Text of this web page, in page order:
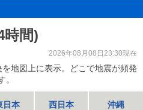
時間)
2026年08月08日23:30現在
地図上に表示。どこで地震が頻発
。
日本 西日本 沖縄